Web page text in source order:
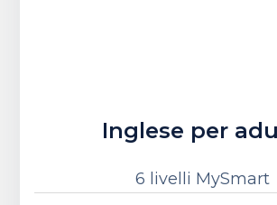
Inglese per
6 livelli MySmart